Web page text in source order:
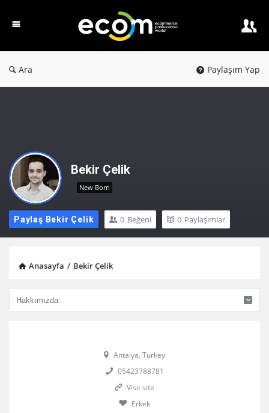
PW
Ara Paylaşım Yap
Bekir Çelik
New Born
Paylaş Bekir Çelik 0 Beğeni 0 Paylaşımlar
Anasayfa / Bekir Çelik
Antalya, Turkey
05423788781
Visit site
Erkek